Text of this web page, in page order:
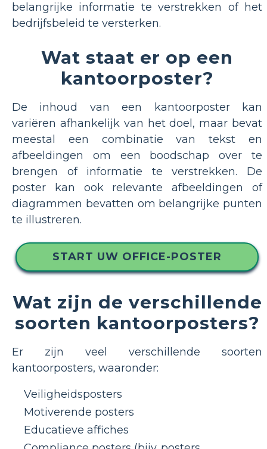
belangrijke informatie te verstrekken of het
bedrijfsbeleid te versterken.
Wat staat er op een
kantoorposter?
De inhoud van een kantoorposter kan
variëren afhankelijk van het doel, maar bevat
meestal een combinatie van tekst en
afbeeldingen om een boodschap over te
brengen of informatie te verstrekken. De
poster kan ook relevante afbeeldingen of
diagrammen bevatten om belangrijke punten
te illustreren.
START UW OFFICE-POSTER
Wat zijn de verschillende
soorten kantoorposters?
Er zijn veel verschillende soorten
kantoorposters, waaronder:
Veiligheidsposters
Motiverende posters
Educatieve affiches